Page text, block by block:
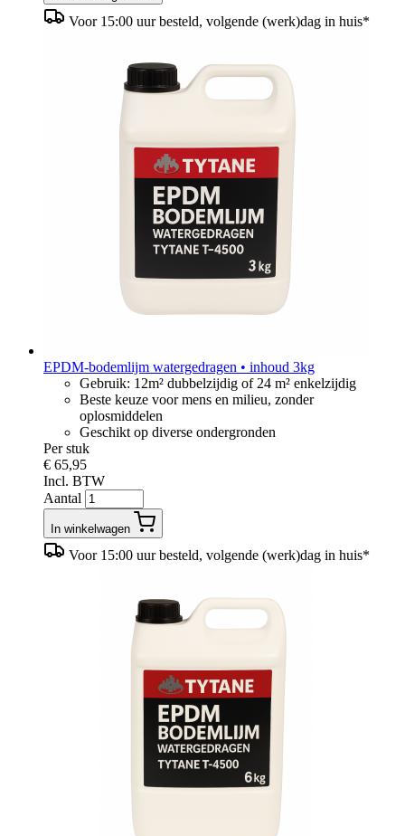
Voor 15:00 uur besteld, volgende (werk)dag in huis*
EPDM-bodemlijm watergedragen • inhoud 3kg
Gebruik: 12m² dubbelzijdig of 24 m² enkelzijdig
Beste keuze voor mens en milieu, zonder
oplosmiddelen
Geschikt op diverse ondergronden
Per stuk
€ 65,95
Incl. BTW
Aantal
In winkelwagen
Voor 15:00 uur besteld, volgende (werk)dag in huis*